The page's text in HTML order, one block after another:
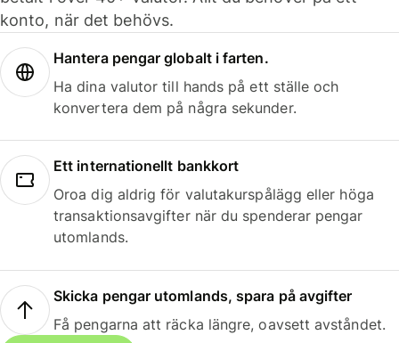
konto, när det behövs.
Hantera pengar globalt i farten.
Ha dina valutor till hands på ett ställe och
konvertera dem på några sekunder.
Ett internationellt bankkort
Oroa dig aldrig för valutakurspålägg eller höga
transaktionsavgifter när du spenderar pengar
utomlands.
Skicka pengar utomlands, spara på avgifter
Få pengarna att räcka längre, oavsett avståndet.